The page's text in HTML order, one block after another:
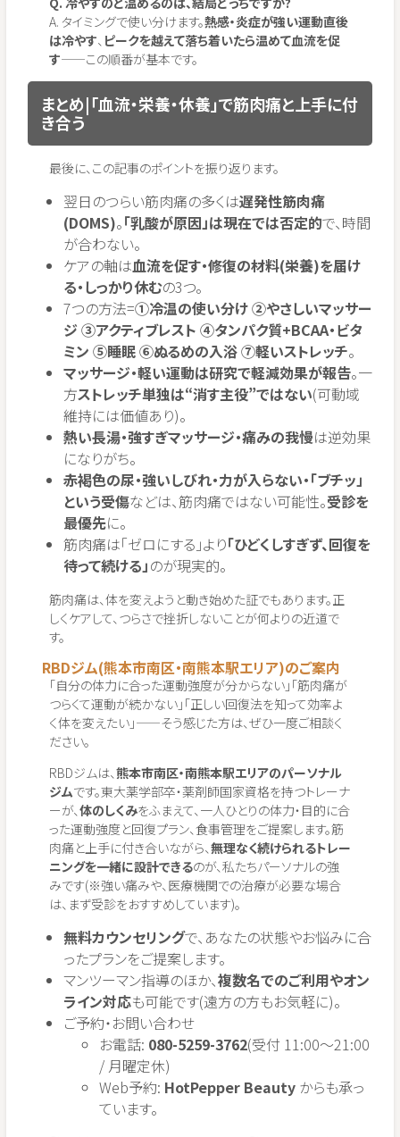
A. タイミングで使い分けます。熱感・炎症が強い運動直後
は冷やす、 ピークを越えて落ち着いたら温めて血流を促
す——この順番が基本です。
まとめ|「血流・栄養・休養」で筋肉痛と上手に付
き合う
最後に、この記事のポイントを振り返ります。
翌日のつらい筋肉痛の多くは遅発性筋肉痛
(DOMS)。「乳酸が原因」は現在では否定的で、時間
が合わない。
ケアの軸は血流を促す・修復の材料(栄養)を届け
る・しっかり休むの3つ。
7つの方法=①冷温の使い分け ②やさしいマッサー
ジ ③アクティブレスト ④タンパク質+BCAA・ビタ
ミン ⑤睡眠 ⑥ぬるめの入浴 ⑦軽いストレッチ。
マッサージ・軽い運動は研究で軽減効果が報告。一
方ストレッチ単独は“消す主役”ではない(可動域
維持には価値あり)。
熱い長湯・強すぎマッサージ・痛みの我慢は逆効果
になりがち。
赤褐色の尿・強いしびれ・力が入らない・「ブチッ」
という受傷などは、筋肉痛ではない可能性。受診を
最優先に。
筋肉痛は「ゼロにする」より「ひどくしすぎず、回復を
待って続ける」のが現実的。
筋肉痛は、体を変えようと動き始めた証でもあります。正
しくケアして、つらさで挫折しないことが何よりの近道で
す。
RBDジム(熊本市南区・南熊本駅エリア)のご案内
「自分の体力に合った運動強度が分からない」「筋肉痛が
つらくて運動が続かない」「正しい回復法を知って効率よ
く体を変えたい」——そう感じた方は、ぜひ一度ご相談く
ださい。
RBDジムは、 熊本市南区・南熊本駅エリアのパーソナル
ジムです。東大薬学部卒・薬剤師国家資格を持つトレーナ
ーが、 体のしくみをふまえて、一人ひとりの体力・目的に合
った運動強度と回復プラン、食事管理をご提案します。筋
肉痛と上手に付き合いながら、 無理なく続けられるトレー
ニングを一緒に設計できるのが、私たちパーソナルの強
みです(※強い痛みや、医療機関での治療が必要な場合
は、まず受診をおすすめしています)。
無料カウンセリングで、あなたの状態やお悩みに合
ったプランをご提案します。
マンツーマン指導のほか、複数名でのご利用やオン
ライン対応も可能です(遠方の方もお気軽に)。
ご予約・お問い合わせ
お電話: 080-5259-3762(受付 11:00〜21:00
/ 月曜定休)
Web予約: HotPepper Beauty からも承っ
ています。